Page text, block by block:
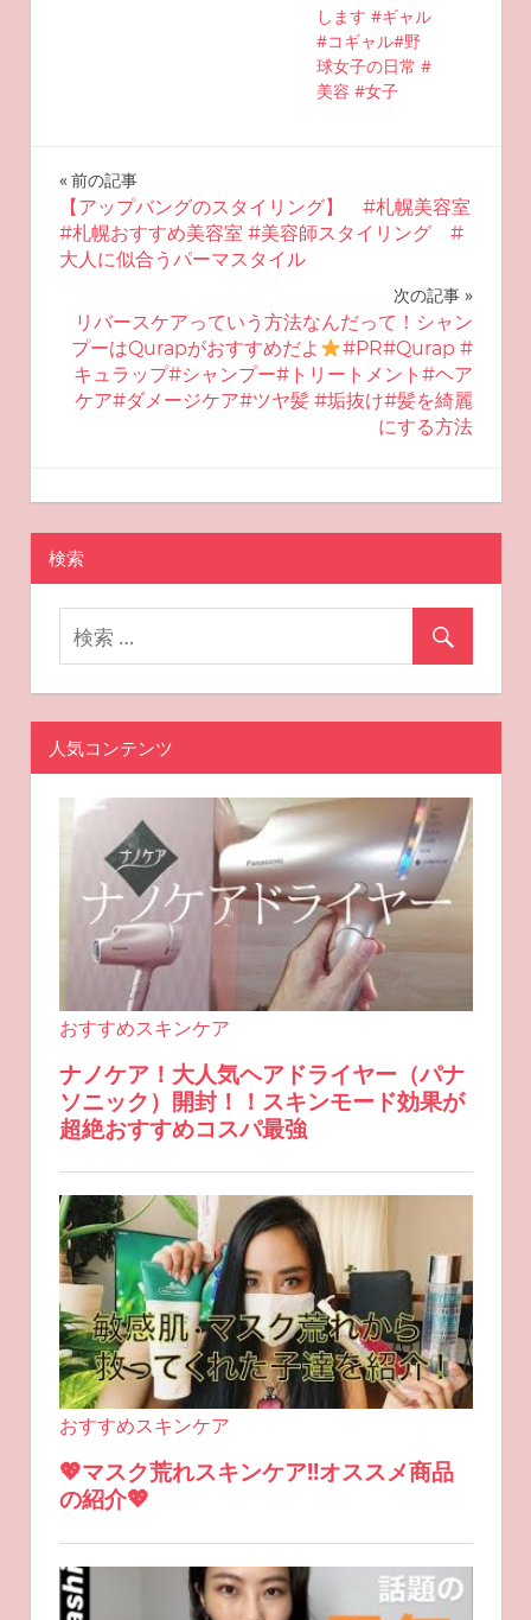
します #ギャル
#コギャル#野
球女子の日常 #
美容 #女子
投
稿
ナ
ビ
ゲ
ー
ョ
ン
前の記事
【アップバングのスタイリング】 #札幌美容室
#札幌おすすめ美容室 #美容師スタイリング #
大人に似合うパーマスタイル
次の記事
リバースケアっていう方法なんだって！シャン
プーはQurapがおすすめだよ
#PR#Qurap #
キュラップ#シャンプー#トリートメント#ヘア
ケア#ダメージケア#ツヤ髪 #垢抜け#髪を綺麗
にする方法
2025-08-03
miyu
おすすめ美容
検索
人気コンテンツ